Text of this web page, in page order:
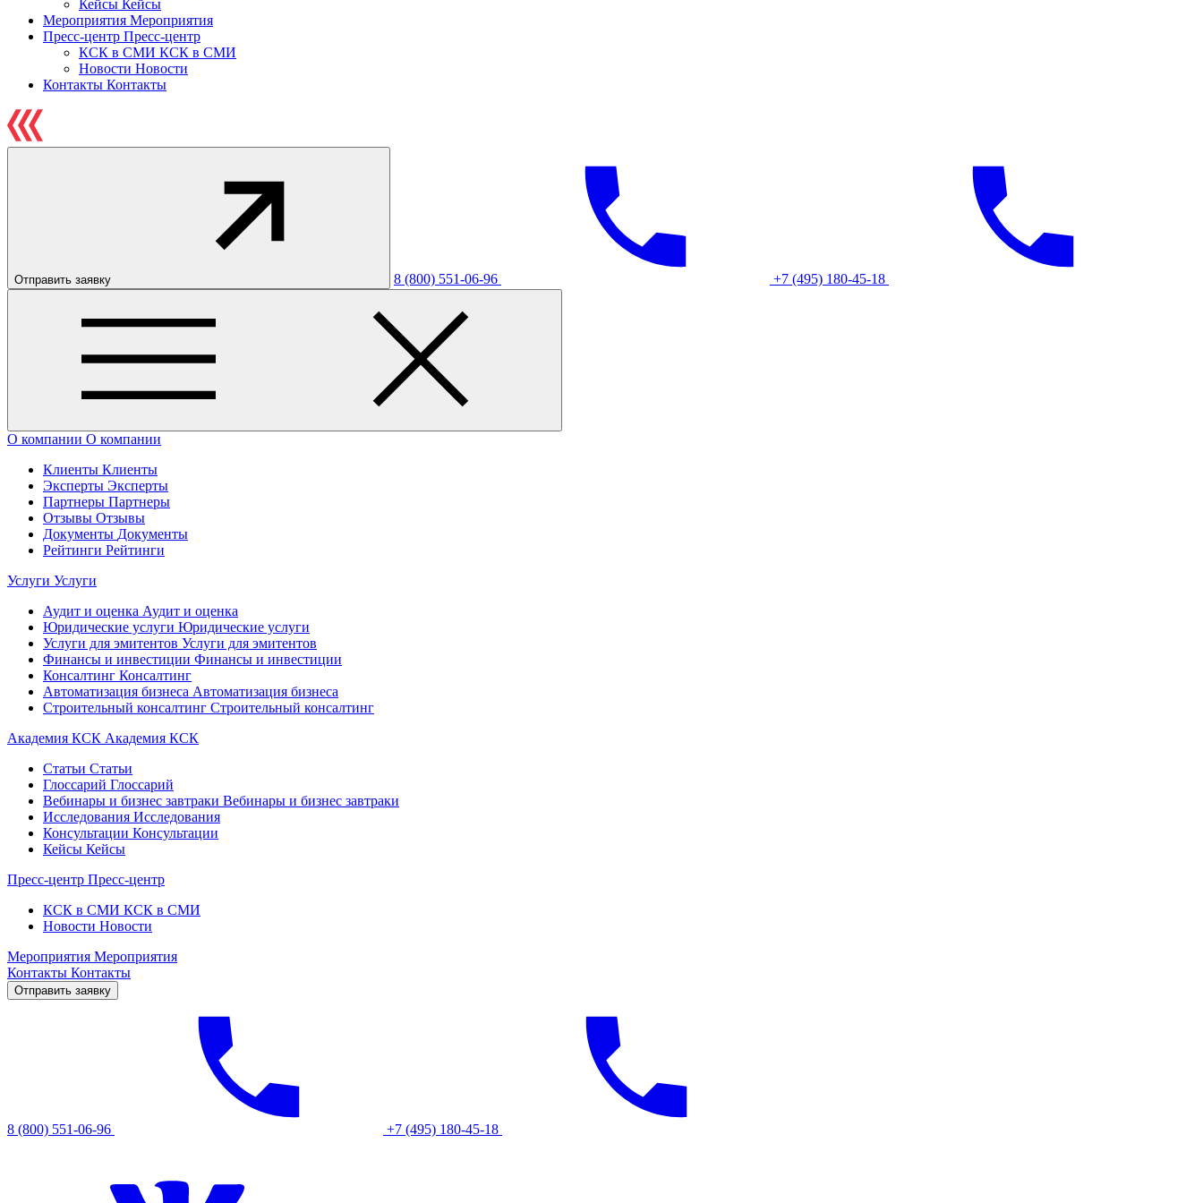
Кейсы Кейсы
Мероприятия Мероприятия
Пресс-центр Пресс-центр
КСК в СМИ КСК в СМИ
Новости Новости
Контакты Контакты
Отправить заявку 8 (800) 551-06-96 +7 (495) 180-45-18
О компании О компании
Клиенты Клиенты
Эксперты Эксперты
Партнеры Партнеры
Отзывы Отзывы
Документы Документы
Рейтинги Рейтинги
Услуги Услуги
Аудит и оценка Аудит и оценка
Юридические услуги Юридические услуги
Услуги для эмитентов Услуги для эмитентов
Финансы и инвестиции Финансы и инвестиции
Консалтинг Консалтинг
Автоматизация бизнеса Автоматизация бизнеса
Строительный консалтинг Строительный консалтинг
Академия КСК Академия КСК
Статьи Статьи
Глоссарий Глоссарий
Вебинары и бизнес завтраки Вебинары и бизнес завтраки
Исследования Исследования
Консультации Консультации
Кейсы Кейсы
Пресс-центр Пресс-центр
КСК в СМИ КСК в СМИ
Новости Новости
Мероприятия Мероприятия
Контакты Контакты
Отправить заявку
8 (800) 551-06-96 +7 (495) 180-45-18